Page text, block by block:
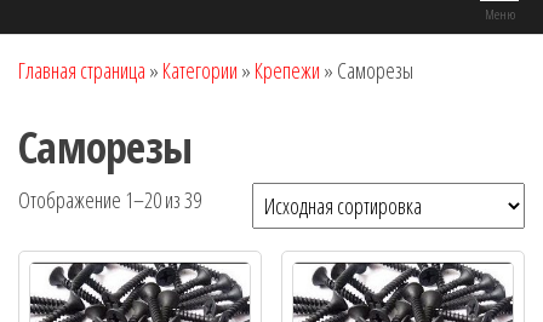
Меню
Главная страница » Категории » Крепежи » Саморезы
Саморезы
Отображение 1–20 из 39